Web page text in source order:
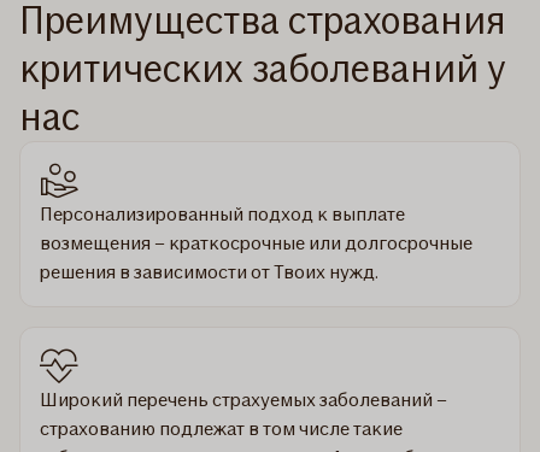
Преимущества страхования
критических заболеваний у
нас
Персонализированный подход к выплате
возмещения – краткосрочные или долгосрочные
решения в зависимости от Твоих нужд.
Широкий перечень страхуемых заболеваний –
страхованию подлежат в том числе такие